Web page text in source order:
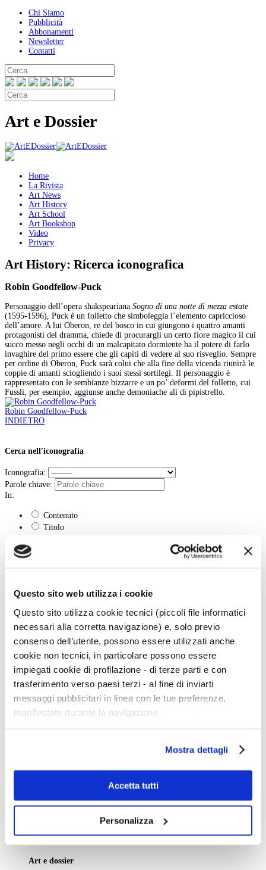
Questo sito web utilizza i cookie
Questo sito utilizza cookie tecnici (piccoli file informatici
necessari alla corretta navigazione) e, solo previo
consenso dell’utente, possono essere utilizzati anche
cookie non tecnici, in particolare possono essere
impiegati cookie di profilazione - di terze parti e con
trasferimento verso paesi terzi - al fine di inviarti
messaggi pubblicitari in linea con le tue preferenze,
manifestate durante la navigazione.
scelte privacy sui cookie, ti invitiamo a prendere visione
dell’informativa cookie.
Chiudendo il banner tramite la “X” prosegui la
navigazione senza alcuna profilazione e con installazione
il tuo consenso alla profilazione che potrai revocare in
Mostra dettagli
Accetta tutti
Personalizza
Chi Siamo
Pubblicità
Abbonamenti
Newsletter
Contatti
Art e Dossier
Home
La Rivista
Art News
Art History
Art School
Art Bookshop
Video
Privacy
Art History: Ricerca iconografica
Robin Goodfellow-Puck
Personaggio dell’opera shakspeariana Sogno di una notte di mezza estate
(1595-1596), Puck è un folletto che simboleggia l’elemento capriccioso
dell’amore. A lui Oberon, re del bosco in cui giungono i quattro amanti
protagonisti del dramma, chiede di procurargli un certo fiore magico il cui
succo messo negli occhi di un malcapitato dormiente ha il potere di farlo
invaghire del primo essere che gli capiti di vedere al suo risveglio. Sempre
per ordine di Oberon, Puck sarà colui che alla fine della vicenda riunirà le
coppie di amanti sciogliendo i suoi stessi sortilegi. Il personaggio è
rappresentato con le sembianze bizzarre e un po’ deformi del folletto, cui
Fussli, per esempio, aggiunse anche demoniache ali di pipistrello.
Robin Goodfellow-Puck
INDIETRO
Cerca nell'iconografia
Iconografia:
Parole chiave:
In:
Contenuto
Titolo
Tipo:
Cerca
e ai loro capolavori.
Una straordinaria occasione per incontrare i grandi maestri d'arte, conoscere
la loro vita, gli eventi e gli incontri che hanno segnato la loro esistenza.
Twitter
Facebook
Chi Siamo
Art e dossier